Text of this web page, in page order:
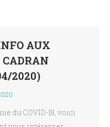
AUX
CADRAN
2020)
du COVID-19, voici